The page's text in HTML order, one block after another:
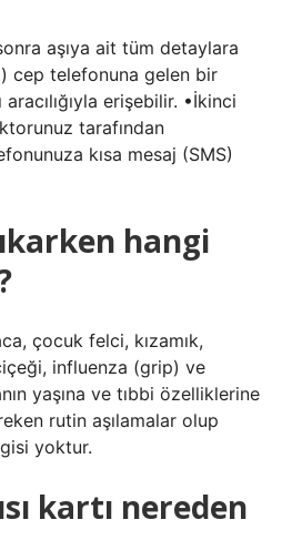
aşıya ait tüm detaylara
cep telefonuna gelen bir
erişebilir. •İkinci
tarafından
kısa mesaj (SMS)
hangi
çocuk felci, kızamık,
influenza (grip) ve
yaşına ve tıbbi özelliklerine
rutin aşılamalar olup
yoktur.
kartı nereden